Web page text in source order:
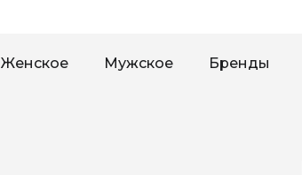
Женское Мужское Бренды